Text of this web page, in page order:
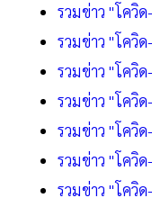
รวมข่าว "โควิ
รวมข่าว "โควิ
รวมข่าว "โควิ
รวมข่าว "โควิ
รวมข่าว "โควิ
รวมข่าว "โควิ
รวมข่าว "โควิ